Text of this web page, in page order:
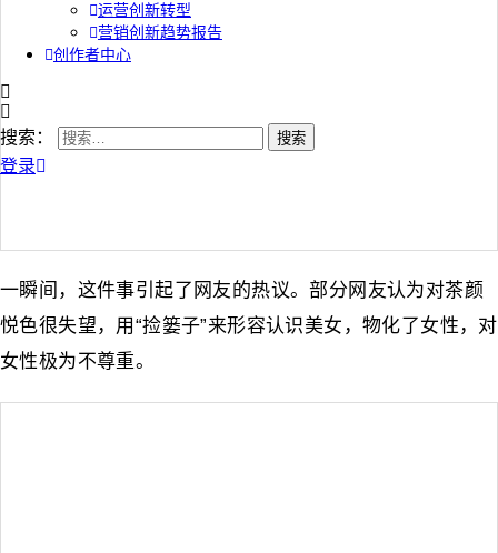
运营创新转型
营销创新趋势报告
创作者中心
搜索：
登录
一瞬间，这件事引起了网友的热议。部分网友认为对茶颜
悦色很失望，用“捡篓子”来形容认识美女，物化了女性，对
女性极为不尊重。